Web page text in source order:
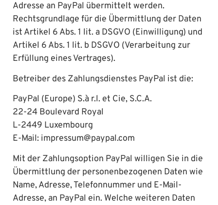
Adresse an PayPal übermittelt werden.
Rechtsgrundlage für die Übermittlung der Daten
ist Artikel 6 Abs. 1 lit. a DSGVO (Einwilligung) und
Artikel 6 Abs. 1 lit. b DSGVO (Verarbeitung zur
Erfüllung eines Vertrages).
Betreiber des Zahlungsdienstes PayPal ist die:
PayPal (Europe) S.à r.l. et Cie, S.C.A.
22-24 Boulevard Royal
L-2449 Luxembourg
E-Mail: impressum@paypal.com
Mit der Zahlungsoption PayPal willigen Sie in die
Übermittlung der personenbezogenen Daten wie
Name, Adresse, Telefonnummer und E-Mail-
Adresse, an PayPal ein. Welche weiteren Daten